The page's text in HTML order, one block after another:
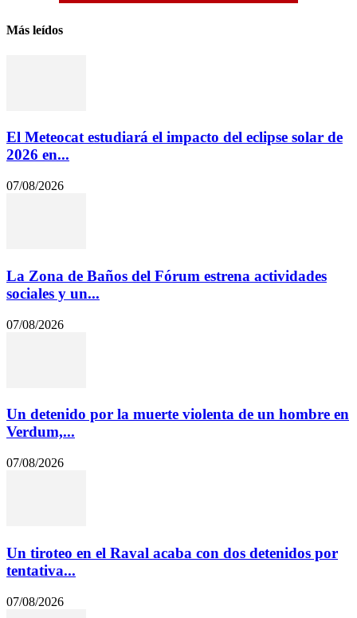
Más leídos
El Meteocat estudiará el impacto del eclipse solar de
2026 en...
07/08/2026
La Zona de Baños del Fórum estrena actividades
sociales y un...
07/08/2026
Un detenido por la muerte violenta de un hombre en
Verdum,...
07/08/2026
Un tiroteo en el Raval acaba con dos detenidos por
tentativa...
07/08/2026